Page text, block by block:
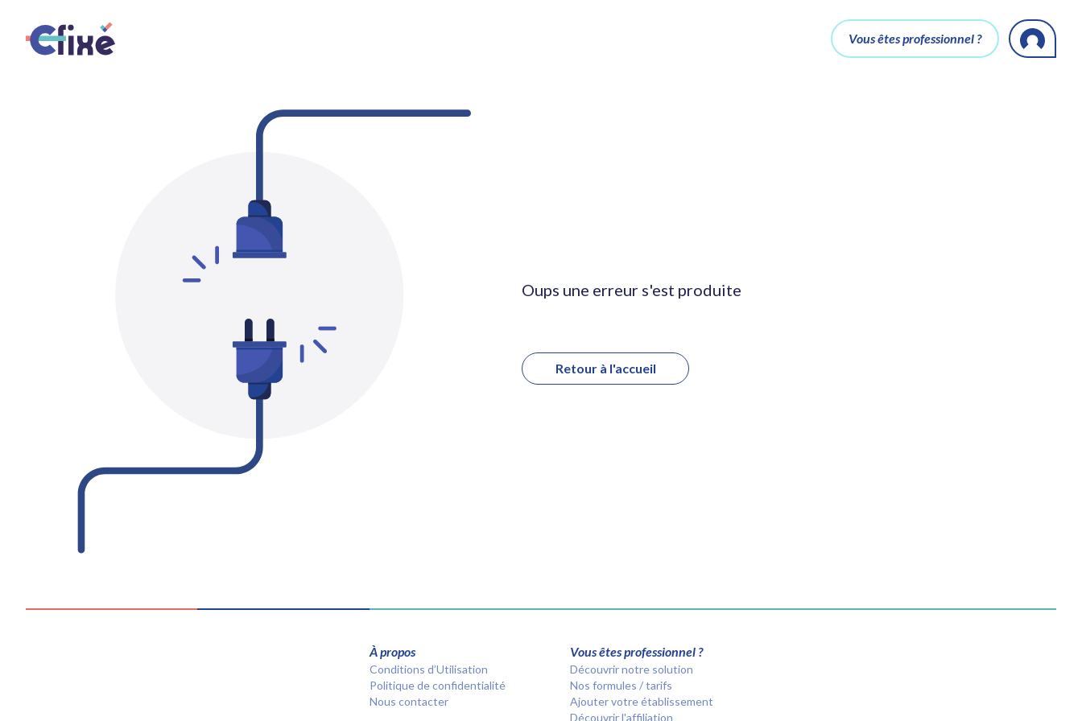
Vous êtes professionnel ?
Oups une erreur s'est produite
Retour à l'accueil
À propos
Conditions d’Utilisation
Politique de confidentialité
Nous contacter
Vous êtes professionnel ?
Découvrir notre solution
Nos formules / tarifs
Ajouter votre établissement
Découvrir l'affiliation